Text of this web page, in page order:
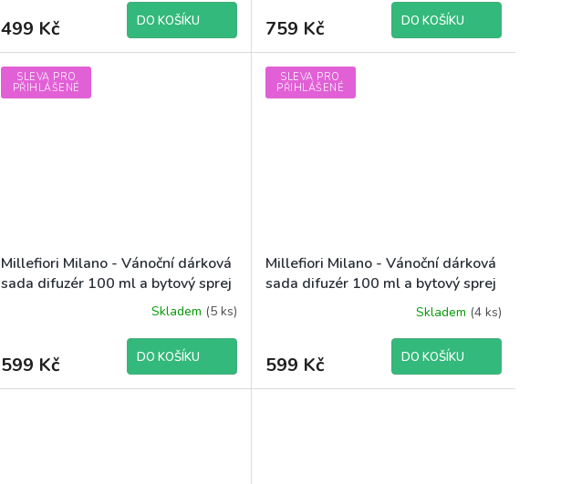
499 Kč DO KOŠÍKU 759 Kč DO KOŠÍKU
SLEVA PRO
PŘIHLÁŠENÉ
Millefiori Milano - Vánoční dárková
sada difuzér 100 ml a bytový sprej
150 ml Panettone Classico
Skladem (5 ks)
599 Kč DO KOŠÍKU
SLEVA PRO
PŘIHLÁŠENÉ
Millefiori Milano - Vánoční dárková
sada difuzér 100 ml a bytový sprej
Skladem (4 ks)
599 Kč DO KOŠÍKU